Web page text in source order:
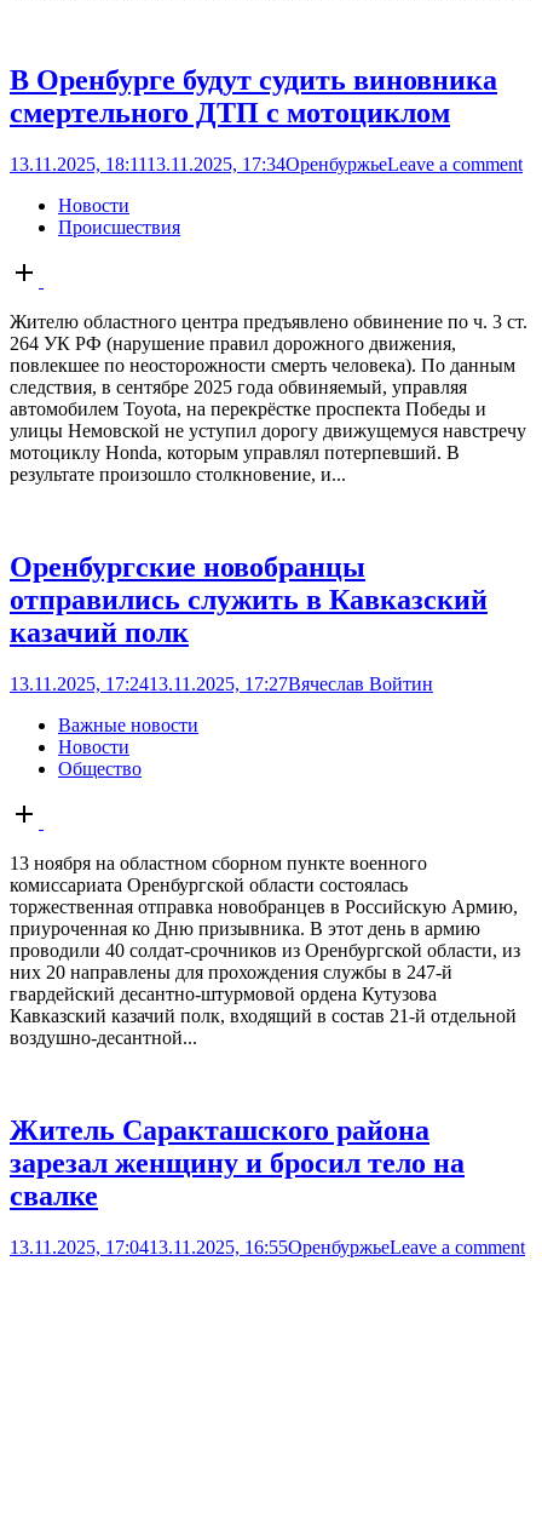
В Оренбурге будут судить виновника
смертельного ДТП с мотоциклом
13.11.2025, 18:1113.11.2025, 17:34ОренбуржьеLeave a comment
Новости
Происшествия
Open
post
Жителю областного центра предъявлено обвинение по ч. 3 ст.
264 УК РФ (нарушение правил дорожного движения,
повлекшее по неосторожности смерть человека). По данным
следствия, в сентябре 2025 года обвиняемый, управляя
автомобилем Toyota, на перекрёстке проспекта Победы и
улицы Немовской не уступил дорогу движущемуся навстречу
мотоциклу Honda, которым управлял потерпевший. В
результате произошло столкновение, и...
Оренбургские новобранцы
отправились служить в Кавказский
казачий полк
13.11.2025, 17:2413.11.2025, 17:27Вячеслав Войтин
Важные новости
Новости
Общество
Open
post
13 ноября на областном сборном пункте военного
комиссариата Оренбургской области состоялась
торжественная отправка новобранцев в Российскую Армию,
приуроченная ко Дню призывника. В этот день в армию
проводили 40 солдат-срочников из Оренбургской области, из
них 20 направлены для прохождения службы в 247-й
гвардейский десантно-штурмовой ордена Кутузова
Кавказский казачий полк, входящий в состав 21-й отдельной
воздушно-десантной...
Житель Саракташского района
зарезал женщину и бросил тело на
свалке
13.11.2025, 17:0413.11.2025, 16:55ОренбуржьеLeave a comment